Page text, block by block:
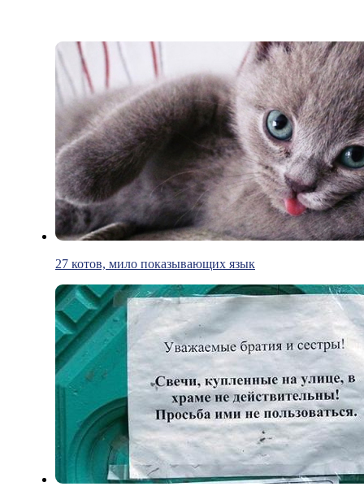
27 котов, мило показывающих язык